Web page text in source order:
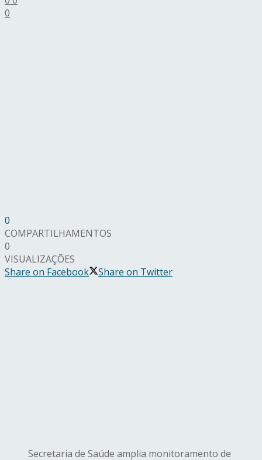
0
0
COMPARTILHAMENTOS
0
VISUALIZAÇÕES
Share on Facebook
Share on Twitter
Secretaria de Saúde amplia monitoramento de